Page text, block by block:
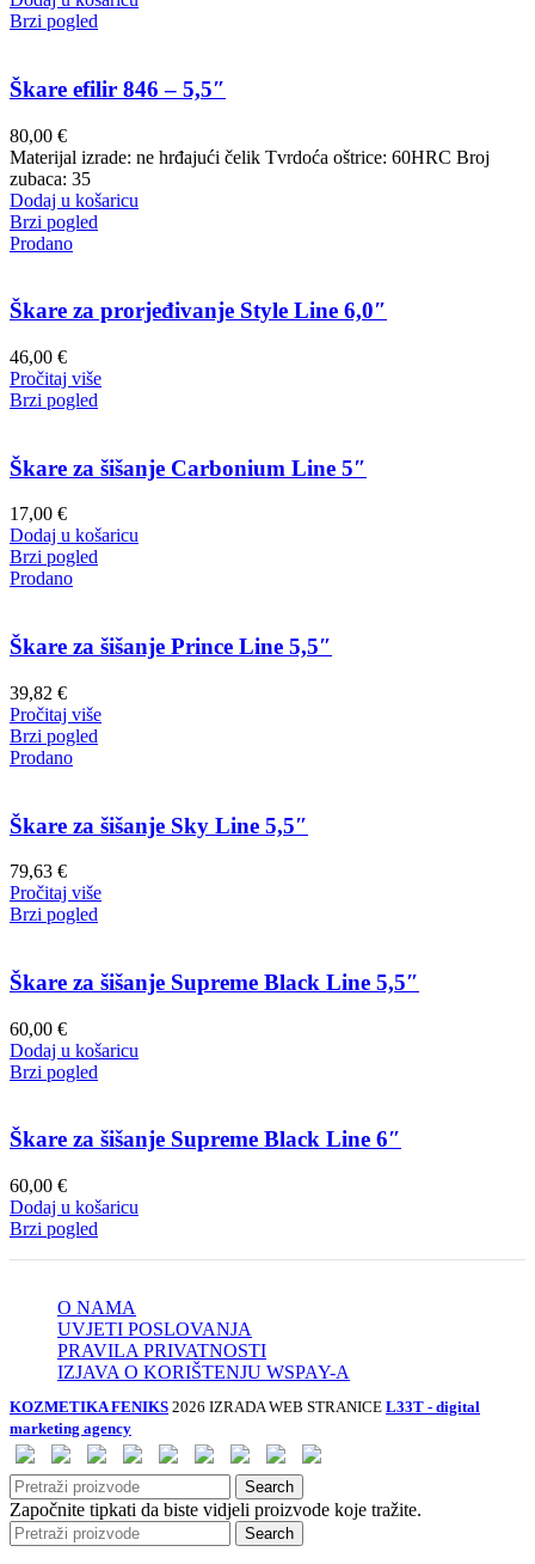
Brzi pogled
Škare efilir 846 – 5,5″
80,00 €
Materijal izrade: ne hrđajući čelik Tvrdoća oštrice: 60HRC Broj
zubaca: 35
Dodaj u košaricu
Brzi pogled
Prodano
Škare za prorjeđivanje Style Line 6,0″
46,00 €
Pročitaj više
Brzi pogled
Škare za šišanje Carbonium Line 5″
17,00 €
Dodaj u košaricu
Brzi pogled
Prodano
Škare za šišanje Prince Line 5,5″
39,82 €
Pročitaj više
Brzi pogled
Prodano
Škare za šišanje Sky Line 5,5″
79,63 €
Pročitaj više
Brzi pogled
Škare za šišanje Supreme Black Line 5,5″
60,00 €
Dodaj u košaricu
Brzi pogled
Škare za šišanje Supreme Black Line 6″
60,00 €
Dodaj u košaricu
Brzi pogled
O NAMA
UVJETI POSLOVANJA
PRAVILA PRIVATNOSTI
IZJAVA O KORIŠTENJU WSPAY-A
KOZMETIKA FENIKS 2026 IZRADA WEB STRANICE L33T - digital
marketing agency
Search
Započnite tipkati da biste vidjeli proizvode koje tražite.
Search